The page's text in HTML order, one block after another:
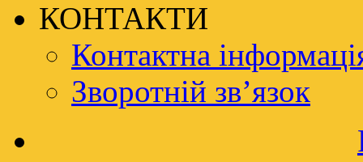
КОНТАКТИ
Контактна
Зворотній зв’язок